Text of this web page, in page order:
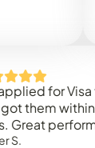
for Visa to
within 3
performance!